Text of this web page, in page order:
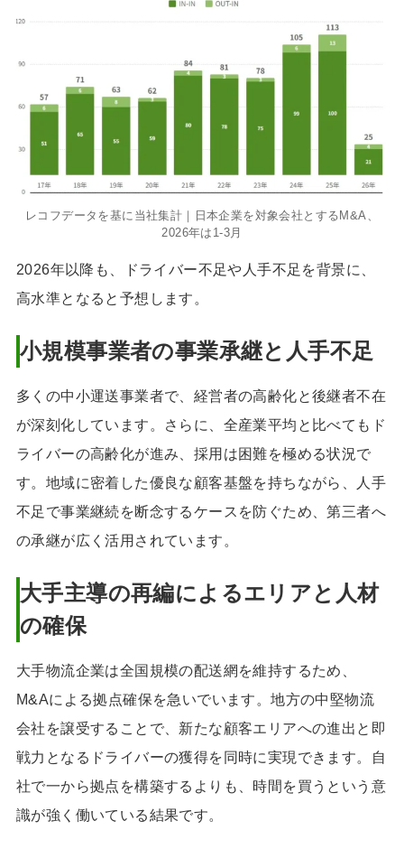
レコフデータを基に当社集計｜日本企業を対象会社とするM&A、
2026年は1-3月
2026年以降も、ドライバー不足や人手不足を背景に、
高水準となると予想します。
小規模事業者の事業承継と人手不足
多くの中小運送事業者で、経営者の高齢化と後継者不在
が深刻化しています。さらに、全産業平均と比べてもド
ライバーの高齢化が進み、採用は困難を極める状況で
す。地域に密着した優良な顧客基盤を持ちながら、人手
不足で事業継続を断念するケースを防ぐため、第三者へ
の承継が広く活用されています。
大手主導の再編によるエリアと人材
の確保
大手物流企業は全国規模の配送網を維持するため、
M&Aによる拠点確保を急いでいます。地方の中堅物流
会社を譲受することで、新たな顧客エリアへの進出と即
戦力となるドライバーの獲得を同時に実現できます。自
社で一から拠点を構築するよりも、時間を買うという意
識が強く働いている結果です。